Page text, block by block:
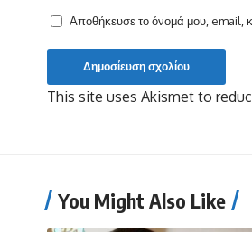
Αποθήκευσε το όνομά μου, email,
This site uses Akismet to
You Might Also Like